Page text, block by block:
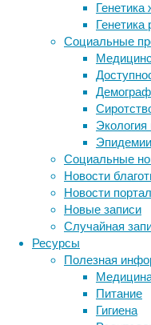
Генетика
Генетика
Социальные
Экология
Социальные
Новости
Новости
Новые записи
Случайная
Ресурсы
Полезная
Питание
Гигиена
месяцы
после
рождения
ребенка,
может
иметь
влияние
на
состояние
ребенка
даже
спустя
лет.
Отцовская
депрессия
повлияла
на